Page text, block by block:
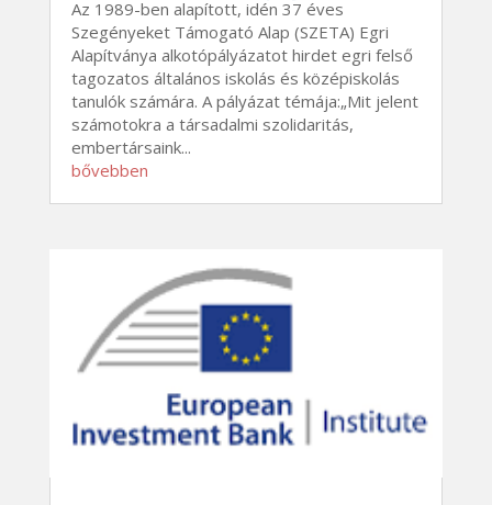
Az 1989-ben alapított, idén 37 éves
Szegényeket Támogató Alap (SZETA) Egri
Alapítványa alkotópályázatot hirdet egri felső
tagozatos általános iskolás és középiskolás
tanulók számára. A pályázat témája:„Mit jelent
számotokra a társadalmi szolidaritás,
embertársaink...
bővebben